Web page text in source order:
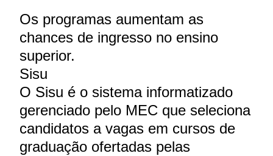
Os programas aumentam as
chances de ingresso no ensino
superior.
Sisu
O Sisu é o sistema informatizado
gerenciado pelo MEC que seleciona
candidatos a vagas em cursos de
graduação ofertadas pelas